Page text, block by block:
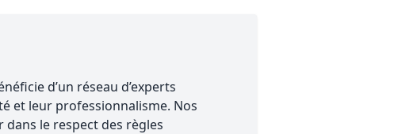
d’un réseau d’experts
et leur professionnalisme. Nos
dans le respect des règles